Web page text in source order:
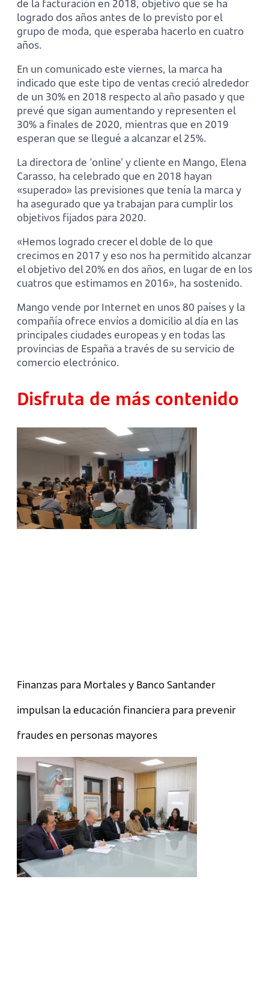
de la facturación en 2018, objetivo que se ha
logrado dos años antes de lo previsto por el
grupo de moda, que esperaba hacerlo en cuatro
años.
En un comunicado este viernes, la marca ha
indicado que este tipo de ventas creció alrededor
de un 30% en 2018 respecto al año pasado y que
prevé que sigan aumentando y representen el
30% a finales de 2020, mientras que en 2019
esperan que se llegué a alcanzar el 25%.
La directora de ‘online’ y cliente en Mango, Elena
Carasso, ha celebrado que en 2018 hayan
«superado» las previsiones que tenía la marca y
ha asegurado que ya trabajan para cumplir los
objetivos fijados para 2020.
«Hemos logrado crecer el doble de lo que
crecimos en 2017 y eso nos ha permitido alcanzar
el objetivo del 20% en dos años, en lugar de en los
cuatros que estimamos en 2016», ha sostenido.
Mango vende por Internet en unos 80 países y la
compañía ofrece envíos a domicilio al día en las
principales ciudades europeas y en todas las
provincias de España a través de su servicio de
comercio electrónico.
Disfruta de más contenido
Finanzas para Mortales y Banco Santander
impulsan la educación financiera para prevenir
fraudes en personas mayores